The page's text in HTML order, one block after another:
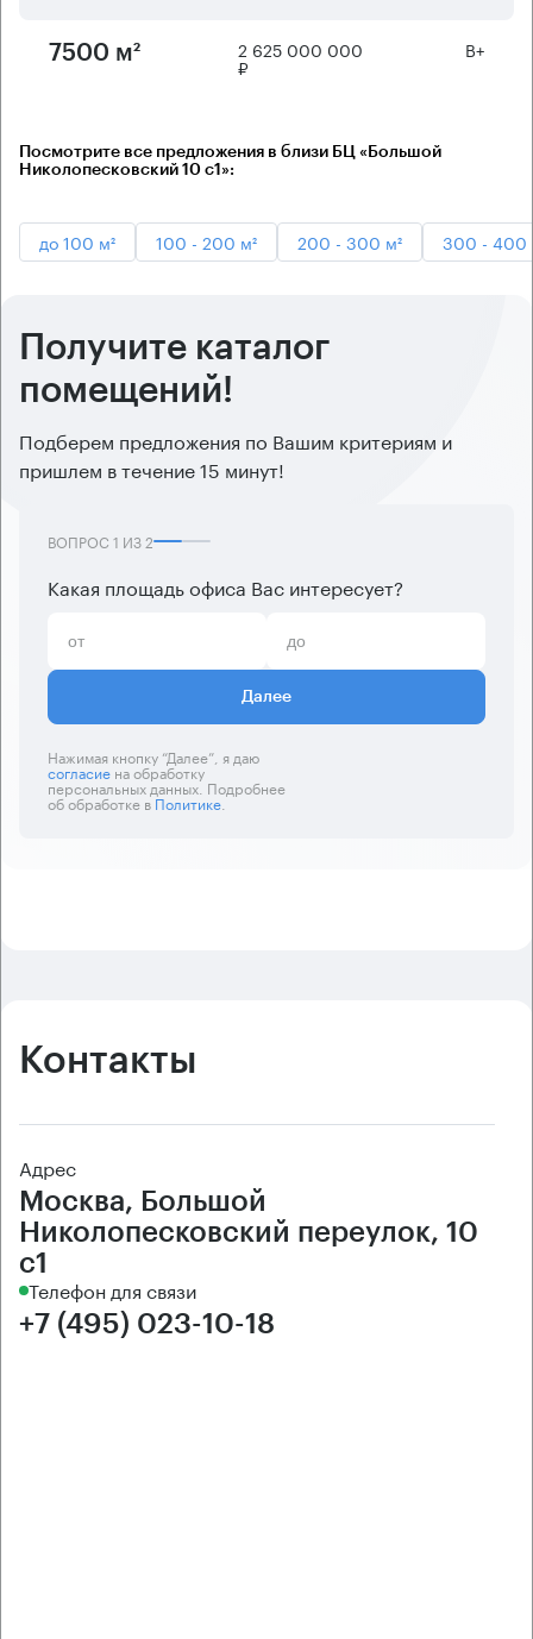
7500 м² 2 625 000 000
₽
B+
Посмотрите все предложения в близи БЦ «Большой
Николопесковский 10 с1»:
до 100 м² 100 - 200 м² 200 - 300 м² 300 - 400
Получите каталог
помещений!
Подберем предложения по Вашим критериям и
пришлем в течение 15 минут!
ВОПРОС 1 ИЗ2
Какая площадь офиса Вас интересует?
Далее
Нажимая кнопку “Далее”, я даю
согласиена обработку
персональных данных. Подробнее
об обработке вПолитике.
Контакты
Адрес
Москва, Большой
Николопесковский переулок, 10
с1
Телефон для связи
+7 (495) 023-10-18